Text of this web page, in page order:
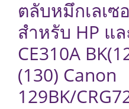
ตลับหมึกเลเ
สำหรับ HP แ
CE310A
(130) Canon
129BK/